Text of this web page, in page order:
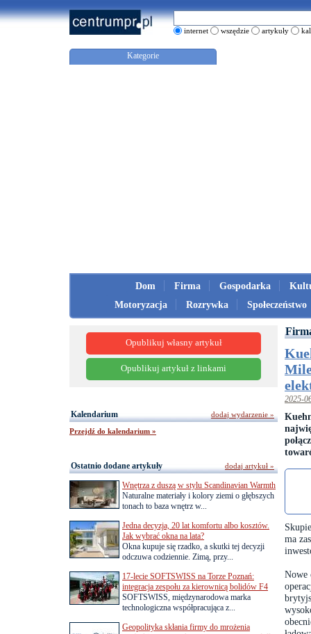
internet wszędzie artykuły
Kategorie
Dom Firma Gospodarka
Motoryzacja
Rozrywka Społeczeństwo
2025-
ma
Nowe
Opublikuj własny artykuł
Opublikuj artykuł z linkami
Kalendarium
Przejdź do kalendarium »
dodaj wydarzenie »
Ostatnio dodane artykuły
Wnętrza z duszą w stylu Scandinavian Warmth
Naturalne materiały i kolory ziemi o głębszych
tonach to baza wnętrz w...
Jedna decyzja, 20 lat komfortu albo kosztów.
Jak wybrać okna na lata?
Okna kupuje się rzadko, a skutki tej decyzji
odczuwa codziennie. Zimą, przy...
17-lecie SOFTSWISS na Torze Poznań:
integracja zespołu za kierownicą bolidów F4
SOFTSWISS, międzynarodowa marka
technologiczna współpracująca z...
Geopolityka skłania firmy do mrożenia
dodaj artykuł »